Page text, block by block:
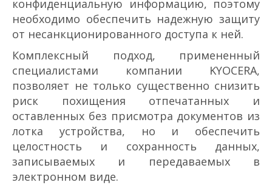
конфиденциальную информацию, поэтому
необходимо обеспечить надежную защиту
от несанкционированного доступа к ней.
Комплексный подход, примененный
специалистами компании KYOCERA,
позволяет не только существенно снизить
риск похищения отпечатанных и
оставленных без присмотра документов из
лотка устройства, но и обеспечить
целостность и сохранность данных,
записываемых и передаваемых в
электронном виде.